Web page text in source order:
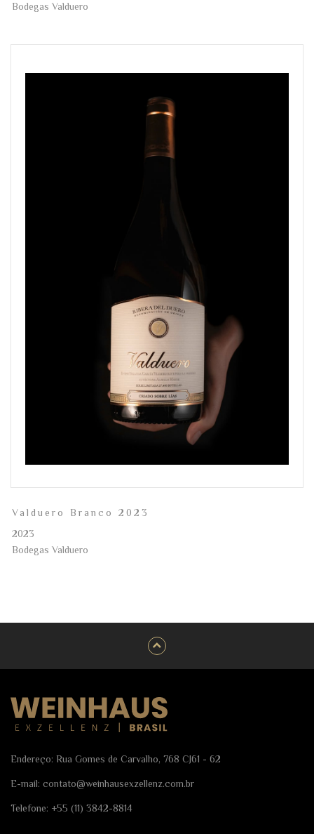
Bodegas Valduero
Valduero Branco 2023
2023
Bodegas Valduero
Endereço: Rua Gomes de Carvalho, 768 CJ61 - 62
E-mail: contato@weinhausexzellenz.com.br
Telefone: +55 (11) 3842-8814